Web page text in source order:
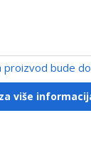
bude
više